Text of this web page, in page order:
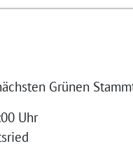
Grünen
Uhr